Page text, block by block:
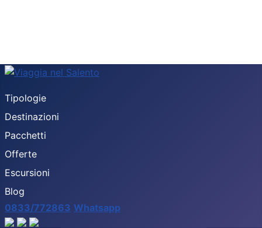
Tipologie
Destinazioni
Pacchetti
Offerte
Escursioni
Blog
0833/772863 Whatsapp